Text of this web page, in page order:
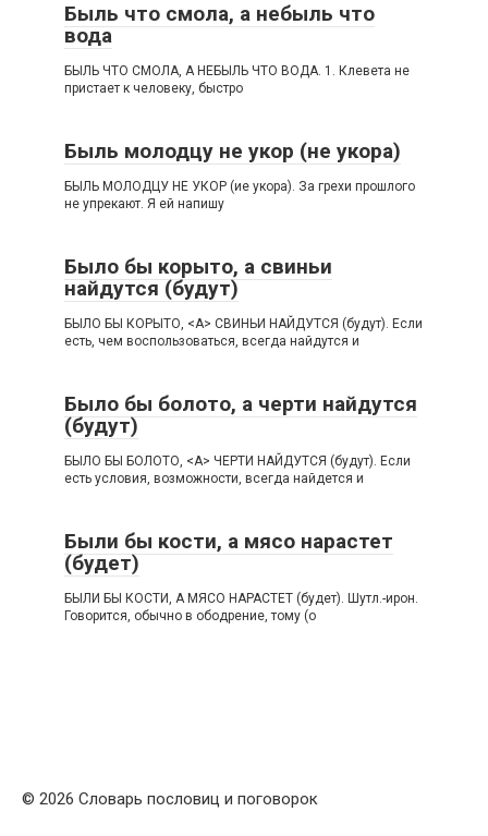
Быль что смола, а небыль что
вода
БЫЛЬ ЧТО СМОЛА, А НЕБЫЛЬ ЧТО ВОДА. 1. Клевета не
пристает к человеку, быстро
Быль молодцу не укор (не укора)
БЫЛЬ МОЛОДЦУ НЕ УКОР (ие укора). За грехи прошлого
не упрекают. Я ей напишу
Было бы корыто, а свиньи
найдутся (будут)
БЫЛО БЫ КОРЫТО, <А> СВИНЬИ НАЙДУТСЯ (будут). Если
есть, чем воспользоваться, всегда найдутся и
Было бы болото, а черти найдутся
(будут)
БЫЛО БЫ БОЛОТО, <А> ЧЕРТИ НАЙДУТСЯ (будут). Если
есть условия, возможности, всегда найдется и
Были бы кости, а мясо нарастет
(будет)
БЫЛИ БЫ КОСТИ, А МЯСО НАРАСТЕТ (будет). Шутл.-ирон.
Говорится, обычно в ободрение, тому (о
© 2026 Словарь пословиц и поговорок